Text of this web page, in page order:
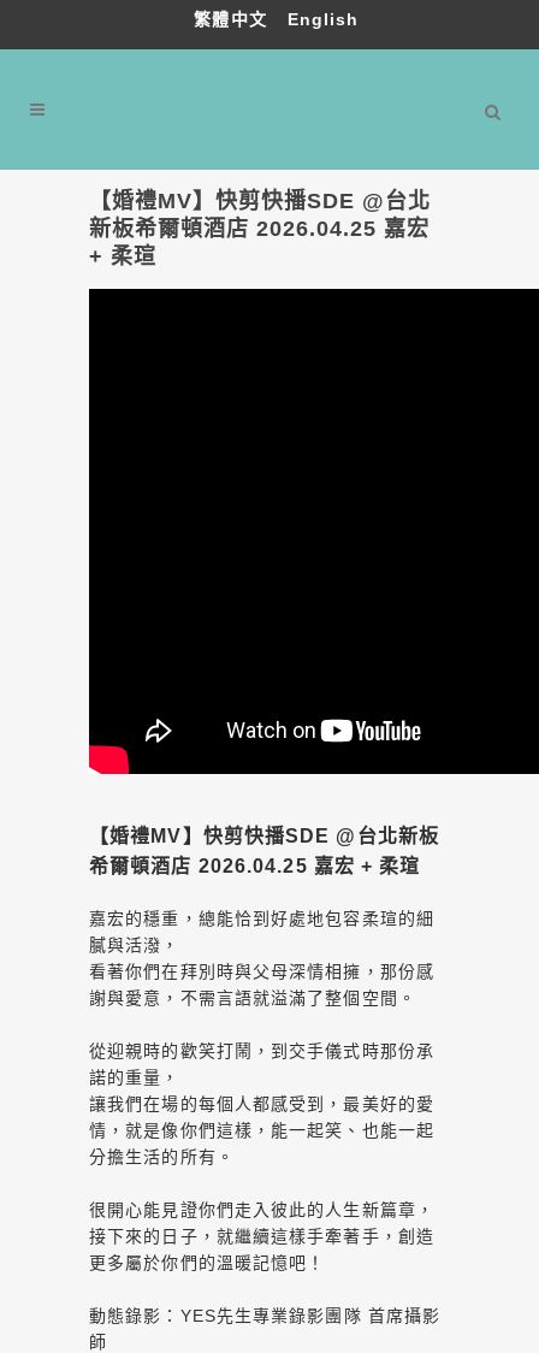
繁體中文 English
【婚禮MV】快剪快播SDE @台北
新板希爾頓酒店 2026.04.25 嘉宏
+ 柔瑄
【婚禮MV】快剪快播SDE @台北新板
希爾頓酒店 2026.04.25 嘉宏 + 柔瑄
嘉宏的穩重，總能恰到好處地包容柔瑄的細
膩與活潑，
看著你們在拜別時與父母深情相擁，那份感
謝與愛意，不需言語就溢滿了整個空間。
從迎親時的歡笑打鬧，到交手儀式時那份承
諾的重量，
讓我們在場的每個人都感受到，最美好的愛
情，就是像你們這樣，能一起笑、也能一起
分擔生活的所有。
很開心能見證你們走入彼此的人生新篇章，
接下來的日子，就繼續這樣手牽著手，創造
更多屬於你們的溫暖記憶吧！
動態錄影：YES先生專業錄影團隊 首席攝影
師